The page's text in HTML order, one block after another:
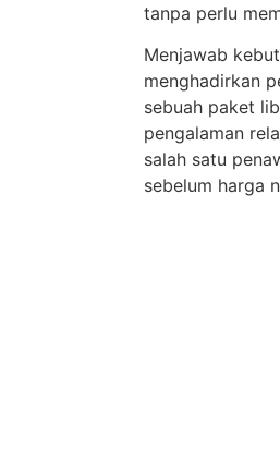
tanpa perlu
Menjawab
menghadirkan
sebuah paket
pengalaman
salah satu
sebelum harga